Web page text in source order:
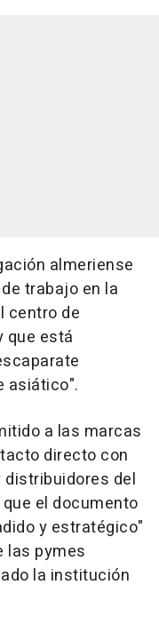
almeriense
trabajo en la
centro de
que está
asiático".
a las marcas
directo con
del
el documento
y estratégico"
las pymes
la institución